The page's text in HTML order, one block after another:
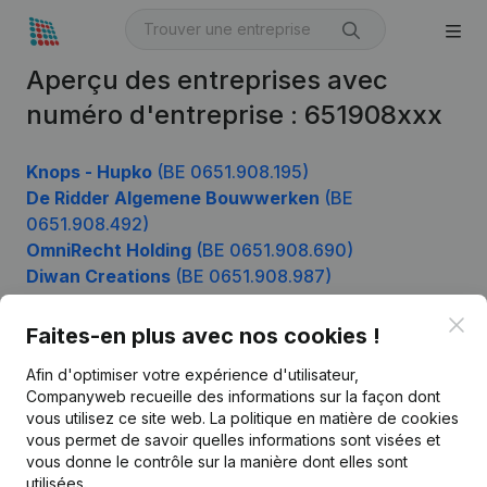
Aperçu des entreprises avec
numéro d'entreprise : 651908xxx
Knops - Hupko (BE 0651.908.195)
De Ridder Algemene Bouwwerken (BE
0651.908.492)
OmniRecht Holding (BE 0651.908.690)
Diwan Creations (BE 0651.908.987)
Faites-en plus avec nos cookies !
Afin d'optimiser votre expérience d'utilisateur,
Companyweb recueille des informations sur la façon dont
vous utilisez ce site web. La politique en matière de cookies
vous permet de savoir quelles informations sont visées et
vous donne le contrôle sur la manière dont elles sont
utilisées.
Français
Informations d’entreprise
Monitoring